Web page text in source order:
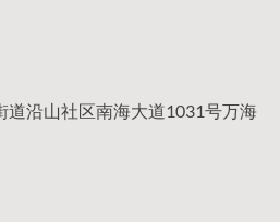
道沿山社区南海大道1031号万海